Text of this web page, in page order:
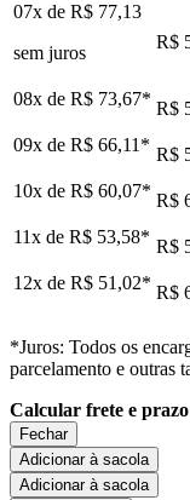
07x de R$ 77,13
sem juros
R$
08x de R$ 73,67* R$
09x de R$ 66,11* R$
10x de R$ 60,07* R$
11x de R$ 53,58* R$
12x de R$ 51,02* R$
*Juros: Todos os
parcelamento e outras
Calcular frete e prazo
Fechar
Adicionar à sacola
Adicionar à sacola